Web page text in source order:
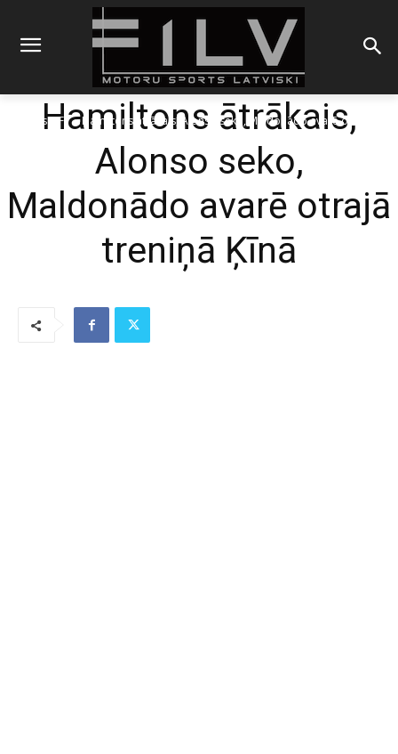
Sākums F1
Hamiltons ātrākais, Alonso seko, Maldonādo avarē otrajā
Hamiltons ātrākais,
Alonso seko,
Maldonādo avarē otrajā
treniņā Ķīnā